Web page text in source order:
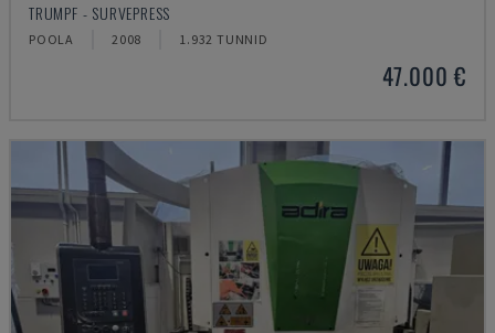
TRUMPF - SURVEPRESS
POOLA 2008 1.932 TUNNID
47.000 €